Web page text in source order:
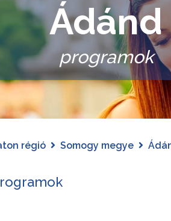
Ádánd
programok
régió Somogy megye